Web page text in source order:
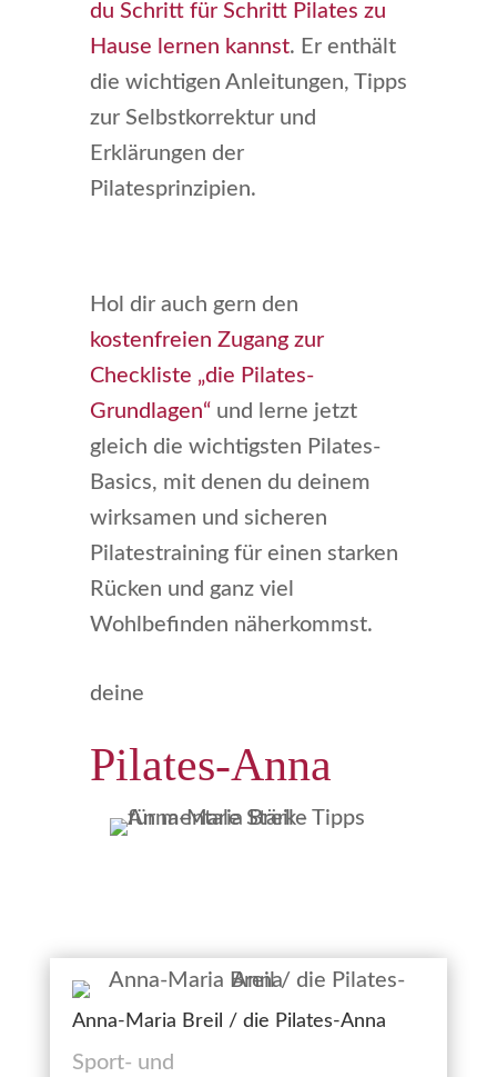
du Schritt für Schritt Pilates zu
Hause lernen kannst. Er enthält
die wichtigen Anleitungen, Tipps
zur Selbstkorrektur und
Erklärungen der
Pilatesprinzipien.
Hol dir auch gern den
kostenfreien Zugang zur
Checkliste „die Pilates-
Grundlagen“ und lerne jetzt
gleich die wichtigsten Pilates-
Basics, mit denen du deinem
wirksamen und sicheren
Pilatestraining für einen starken
Rücken und ganz viel
Wohlbefinden näherkommst.
deine
Pilates-Anna
Anna-Maria Breil / die Pilates-Anna
Sport- und